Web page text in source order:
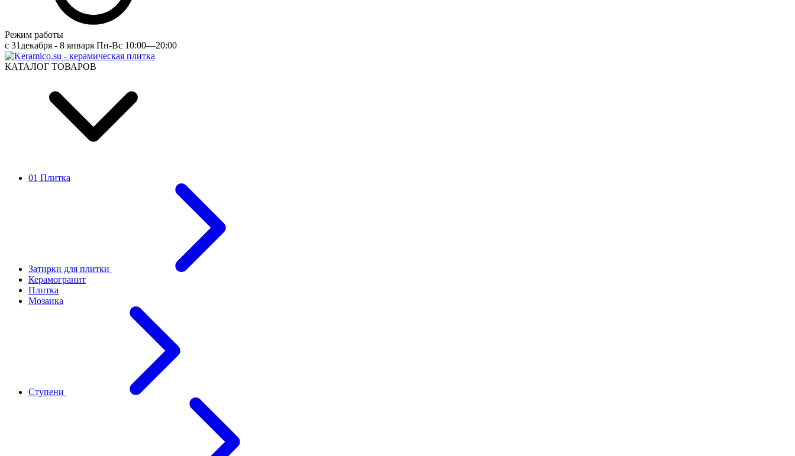
Режим работы
c 31декабря - 8 января Пн-Вс 10:00—20:00
КАТАЛОГ ТОВАРОВ
01 Плитка
Затирки для плитки
Керамогранит
Плитка
Мозаика
Ступени